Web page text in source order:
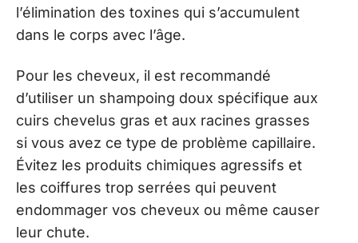
l’élimination des toxines qui s’accumulent
dans le corps avec l’âge.
Pour les cheveux, il est recommandé
d’utiliser un shampoing doux spécifique aux
cuirs chevelus gras et aux racines grasses
si vous avez ce type de problème capillaire.
Évitez les produits chimiques agressifs et
les coiffures trop serrées qui peuvent
endommager vos cheveux ou même causer
leur chute.